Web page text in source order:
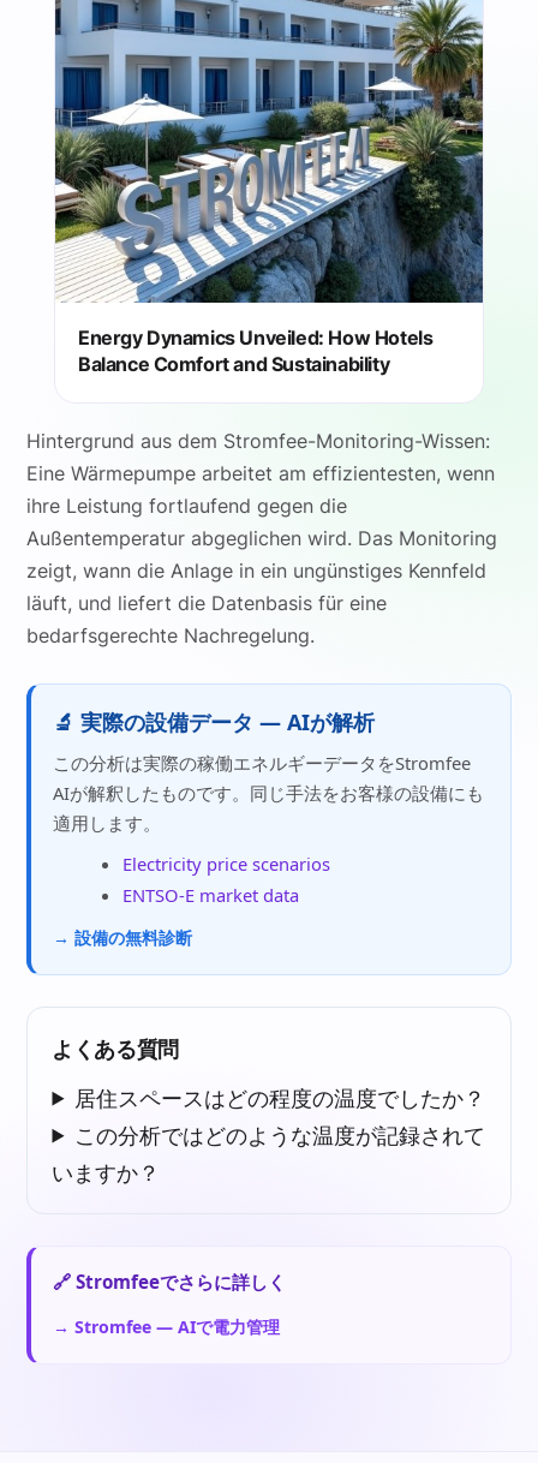
Energy Dynamics Unveiled: How Hotels
Balance Comfort and Sustainability
Hintergrund aus dem Stromfee-Monitoring-Wissen:
Eine Wärmepumpe arbeitet am effizientesten, wenn
ihre Leistung fortlaufend gegen die
Außentemperatur abgeglichen wird. Das Monitoring
zeigt, wann die Anlage in ein ungünstiges Kennfeld
läuft, und liefert die Datenbasis für eine
bedarfsgerechte Nachregelung.
🔬 実際の設備データ — AIが解析
この分析は実際の稼働エネルギーデータをStromfee
AIが解釈したものです。同じ手法をお客様の設備にも
適用します。
Electricity price scenarios
ENTSO-E market data
→ 設備の無料診断
よくある質問
居住スペースはどの程度の温度でしたか？
この分析ではどのような温度が記録されて
いますか？
🔗 Stromfeeでさらに詳しく
→ Stromfee — AIで電力管理